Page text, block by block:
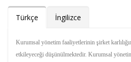
Türkçe İngilizce
Kurumsal yönetim faaliyetlerinin şirket
etkileyeceği düşünülmektedir. Kurumsal